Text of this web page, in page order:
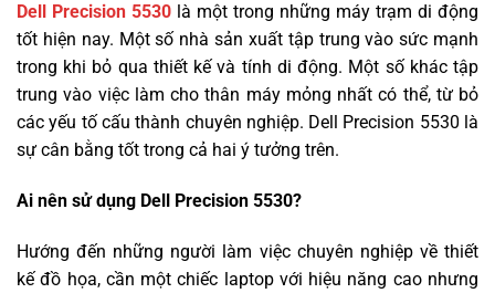
Dell Precision 5530 là một trong những máy trạm di động
tốt hiện nay. Một số nhà sản xuất tập trung vào sức mạnh
trong khi bỏ qua thiết kế và tính di động. Một số khác tập
trung vào việc làm cho thân máy mỏng nhất có thể, từ bỏ
các yếu tố cấu thành chuyên nghiệp. Dell Precision 5530 là
sự cân bằng tốt trong cả hai ý tưởng trên.
Ai nên sử dụng Dell Precision 5530?
Hướng đến những người làm việc chuyên nghiệp về thiết
kế đồ họa, cần một chiếc laptop với hiệu năng cao nhưng